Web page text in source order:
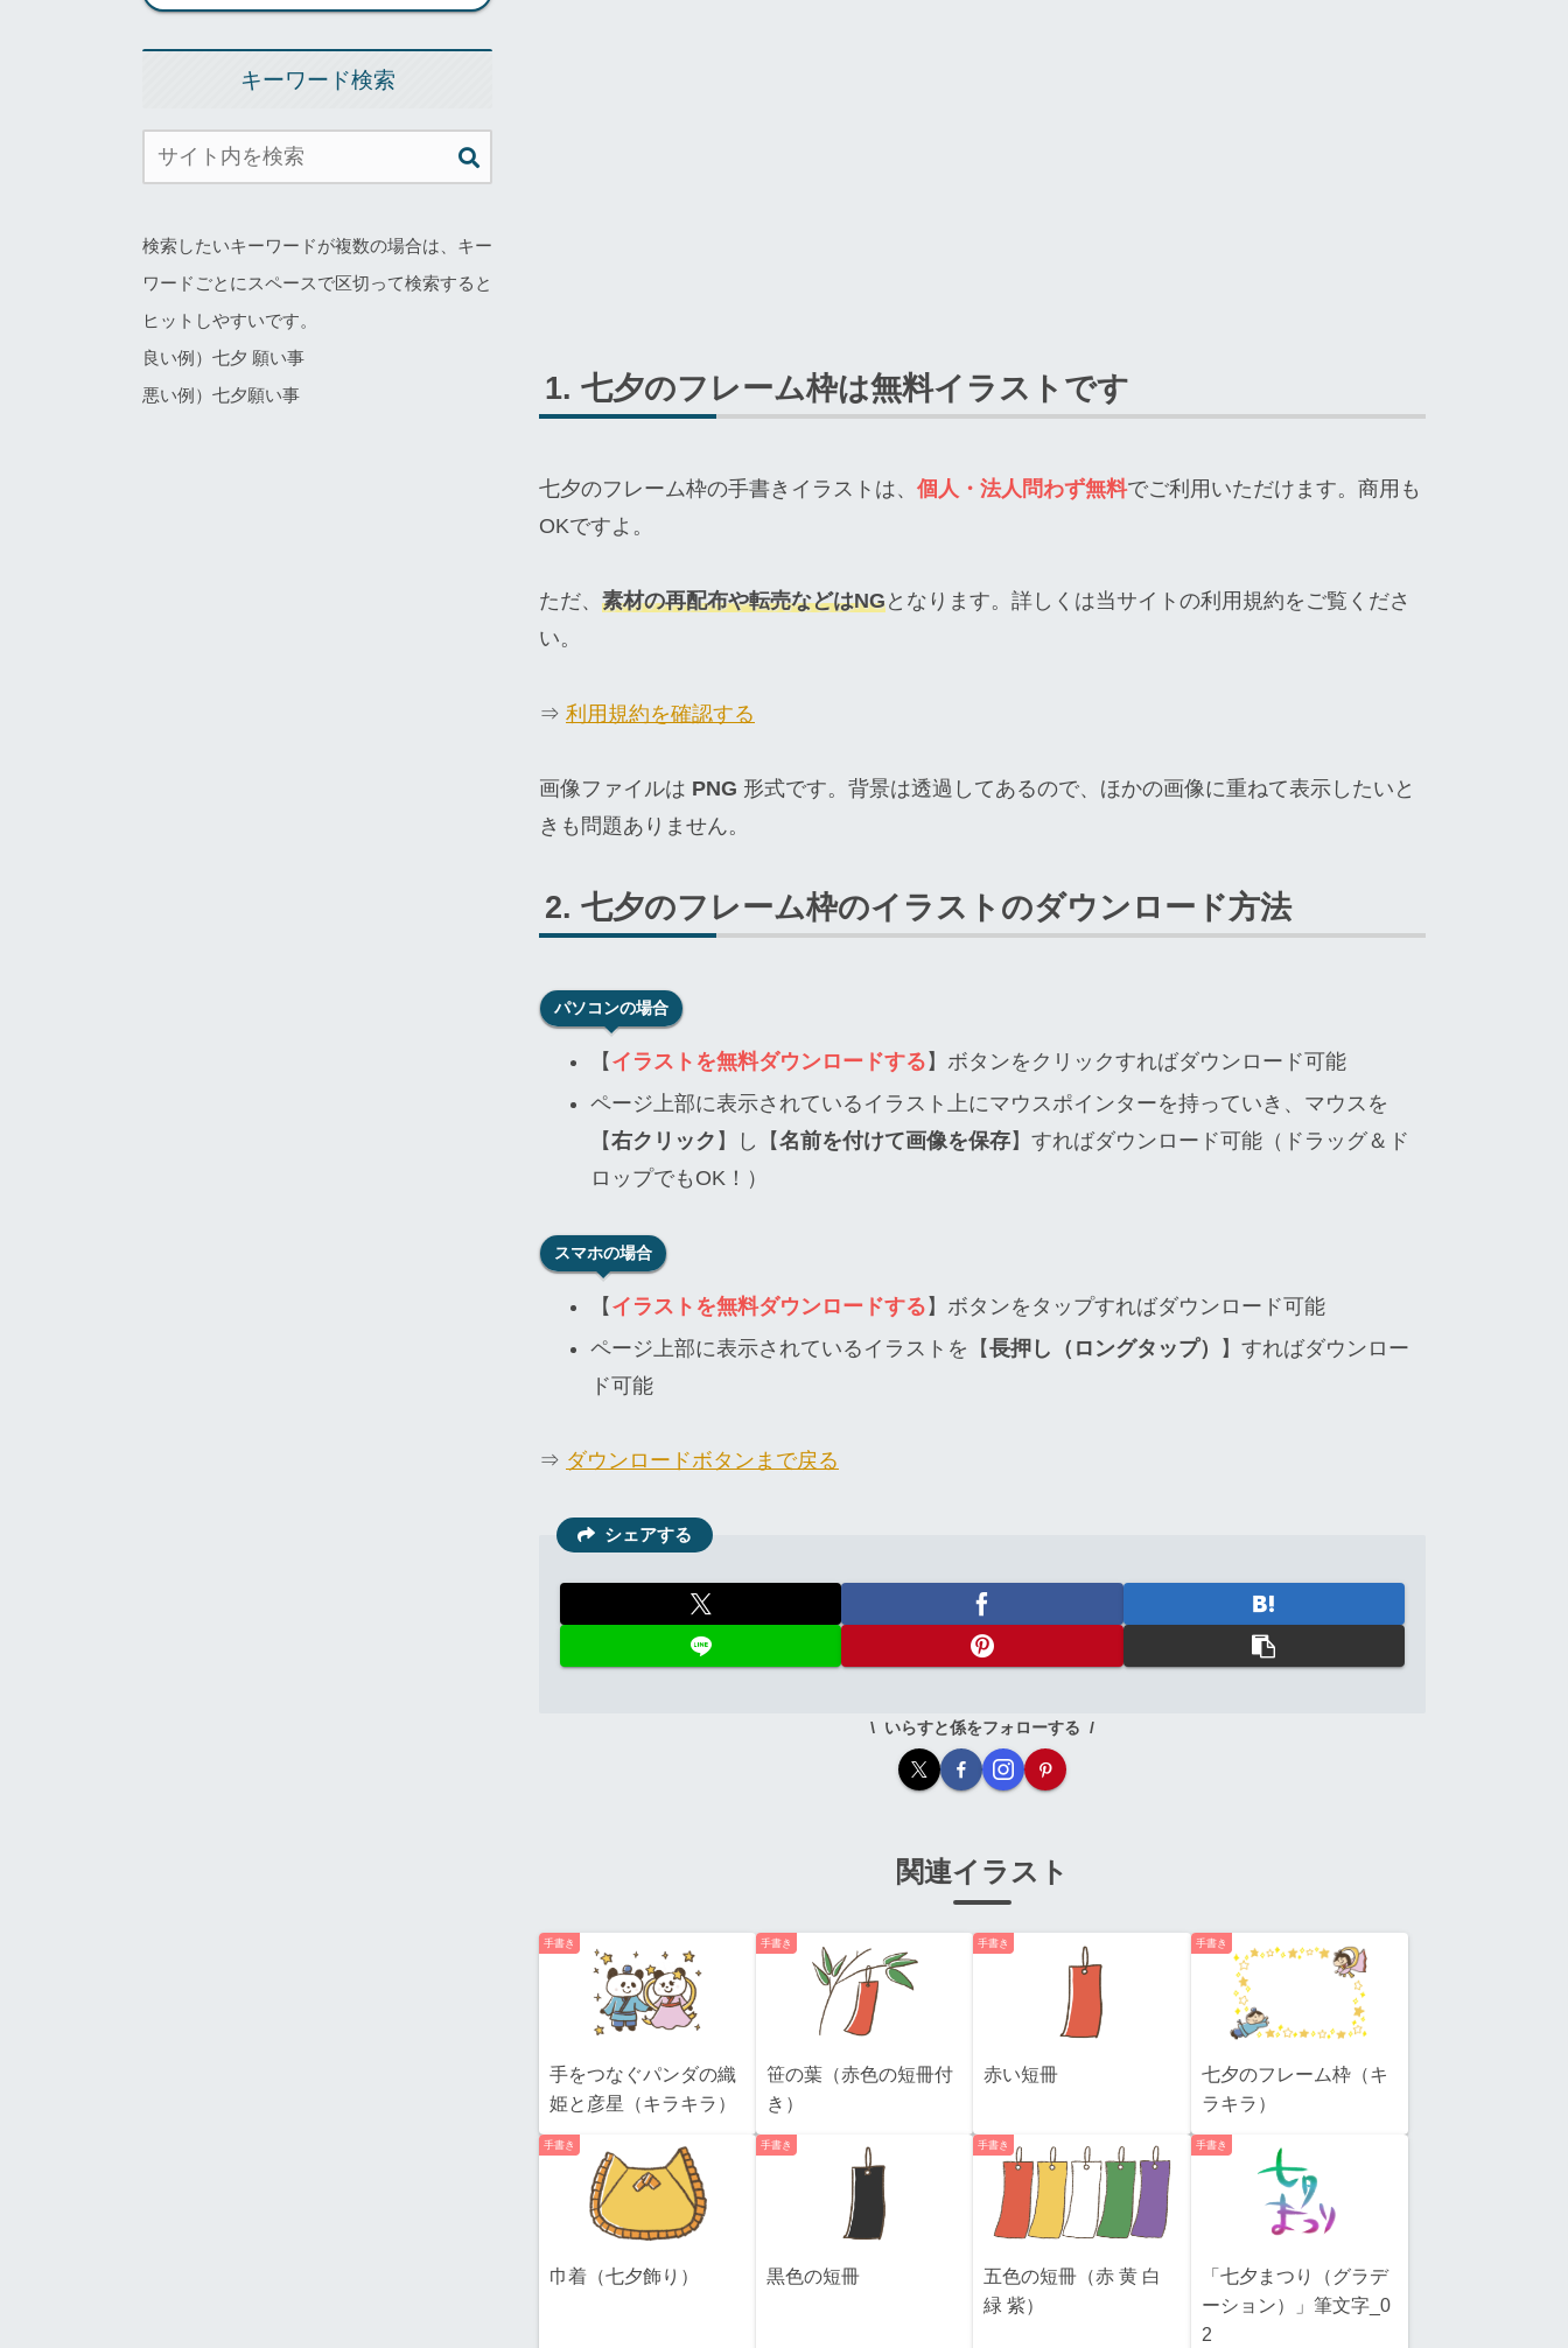
七夕のフレーム枠は無料イラストです
七夕のフレーム枠の手書きイラストは、 個人・法人問わず無料でご利用いただけます。商用も
OKですよ。
ただ、 素材の再配布や転売などはNGとなります。詳しくは当サイトの利用規約をご覧くださ
い。
⇒ 利用規約を確認する
画像ファイルは PNG 形式です。背景は透過してあるので、ほかの画像に重ねて表示したいと
きも問題ありません。
七夕のフレーム枠のイラストのダウンロード方法
パソコンの場合
【 イラストを無料ダウンロードする 】ボタンをクリックすればダウンロード可能
ページ上部に表示されているイラスト上にマウスポインターを持っていき、マウスを
【右クリック 】し【名前を付けて画像を保存】すればダウンロード可能（ドラッグ＆ド
ロップでもOK！）
スマホの場合
【 イラストを無料ダウンロードする 】ボタンをタップすればダウンロード可能
ページ上部に表示されているイラストを【長押し（ロングタップ）
】すればダウンロー
ド可能
⇒ ダウンロードボタンまで戻る
シェアする
いらすと係をフォローする
関連イラスト
手書き
手をつなぐパンダの織
姫と彦星（キラキラ）
手書き
笹の葉（赤色の短冊付
き）
手書き
赤い短冊
手書き
七夕のフレーム枠（キ
ラキラ）
手書き
巾着（七夕飾り）
手書き
黒色の短冊
手書き
五色の短冊（赤 黄 白
緑 紫）
手書き
「七夕まつり（グラデ
ーション）」筆文字_0
2
キーワード検索
検索したいキーワードが複数の場合は、キー
ワードごとにスペースで区切って検索すると
ヒットしやすいです。
良い例）七夕 願い事
悪い例）七夕願い事